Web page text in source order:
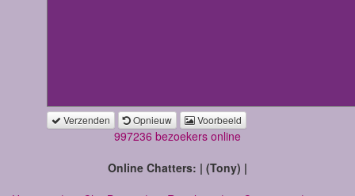
Verzenden Opnieuw Voorbeeld
997236 bezoekers online
Online Chatters: | (Tony) |